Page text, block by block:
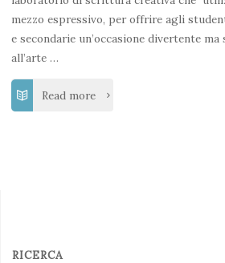
mezzo espressivo, per offrire agli
e secondarie un’occasione divertente
all’arte …
Read more "Laboratorio
RICERCA